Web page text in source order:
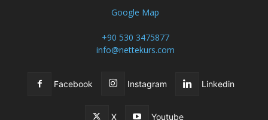
Google Map
+90 530 3475877
info@nettekurs.com
Facebook Instagram Linkedin
X Youtube